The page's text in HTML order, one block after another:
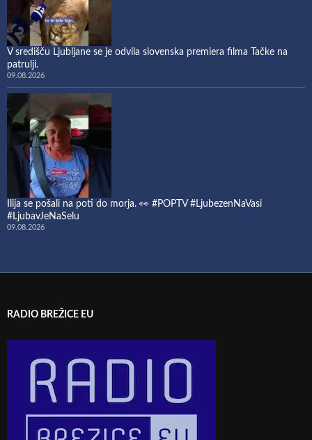
V središču Ljubljane se je odvila slovenska premiera filma Tačke na
patrulji.
09.08.2026
Ilija se pošali na poti do morja. 👀 #POPTV #LjubezenNaVasi
#LjubavJeNaSelu
09.08.2026
RADIO BREŽICE EU